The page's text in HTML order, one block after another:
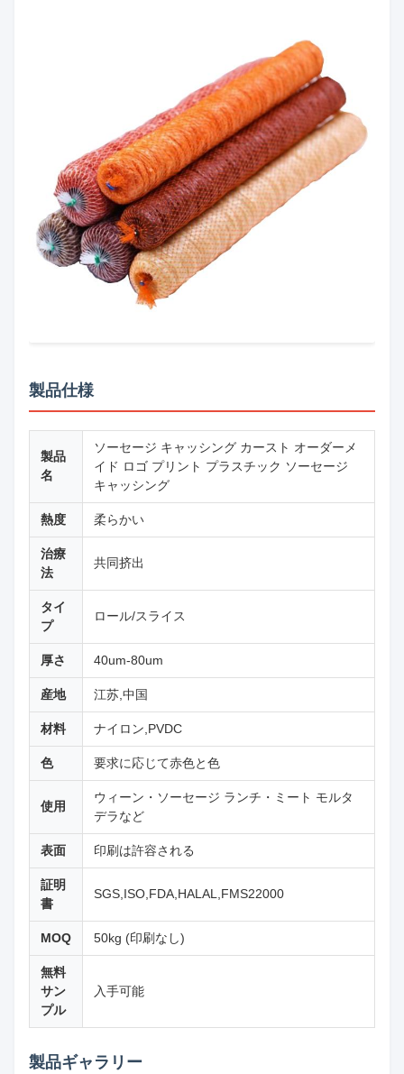
製品仕様
製品
名
ソーセージ キャッシング カースト オーダーメ
イド ロゴ プリント プラスチック ソーセージ
キャッシング
熱度 柔らかい
治療
法
共同挤出
タイ
プ
ロール/スライス
厚さ 40um-80um
産地 江苏,中国
材料 ナイロン,PVDC
色 要求に応じて赤色と色
使用
ウィーン・ソーセージ ランチ・ミート モルタ
デラなど
表面 印刷は許容される
証明
書
SGS,ISO,FDA,HALAL,FMS22000
MOQ 50kg (印刷なし)
無料
サン
プル
入手可能
製品ギャラリー